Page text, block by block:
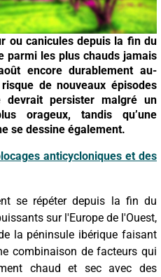
ou canicules depuis la fin du
parmi les plus chauds jamais
encore durablement au-
de nouveaux épisodes
devrait persister malgré un
orageux, tandis qu’une
se dessine également.
anticycloniques et des
se répéter depuis la fin du
sur l'Europe de l'Ouest,
la péninsule ibérique faisant
combinaison de facteurs qui
chaud et sec avec des